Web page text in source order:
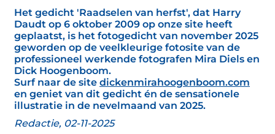
Het gedicht 'Raadselen van herfst', dat Harry
Daudt op 6 oktober 2009 op onze site heeft
geplaatst, is het fotogedicht van november 2025
geworden op de veelkleurige fotosite van de
professioneel werkende fotografen Mira Diels en
Dick Hoogenboom.
Surf naar de site dickenmirahoogenboom.com
en geniet van dit gedicht én de sensationele
illustratie in de nevelmaand van 2025.
Redactie, 02-11-2025